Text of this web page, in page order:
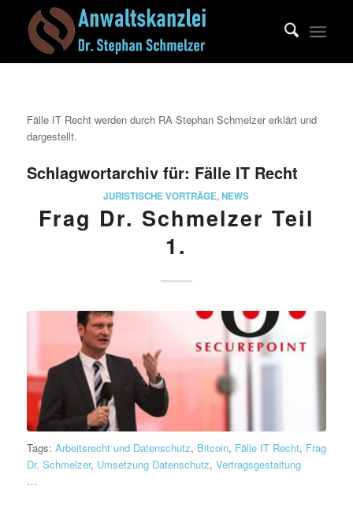
Fälle IT Recht werden durch RA Stephan Schmelzer erklärt und
dargestellt.
Schlagwortarchiv für: Fälle IT Recht
JURISTISCHE VORTRÄGE,NEWS
Frag Dr. Schmelzer Teil
1.
Tags: Arbeitsrecht und Datenschutz, Bitcoin, Fälle IT Recht, Frag
Dr. Schmelzer, Umsetzung Datenschutz, Vertragsgestaltung
…